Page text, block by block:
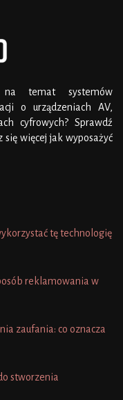
na temat systemów
o urządzeniach AV,
cyfrowych? Sprawdź
więcej jak wyposażyć
tę technologię
reklamowania w
zaufania: co oznacza
stworzenia